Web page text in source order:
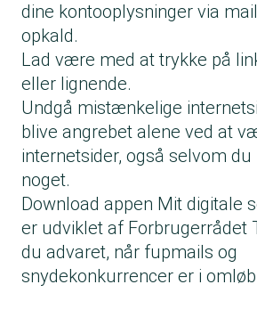
dine kontooplysninger via
opkald.
Lad være med at trykke på
eller lignende.
Undgå mistænkelige
blive angrebet alene ved at
internetsider, også selvom
noget.
Download appen Mit digitale
er udviklet af Forbrugerrådet
du advaret, når fupmails og
snydekonkurrencer er i omløb